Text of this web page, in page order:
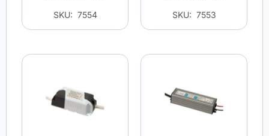
SKU: 7554 SKU: 7553